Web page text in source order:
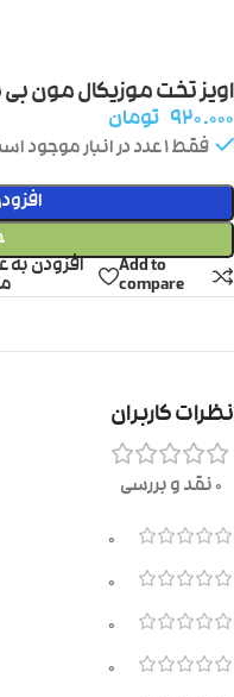
اویز تخت موزیکال مون
۹۲۰.۰۰۰ تومان
فقط 1 عدد در انبار موجود است
Add to
compare
افزودن به
نظرات کاربران
0 نقد و بررسی
0
0
0
0